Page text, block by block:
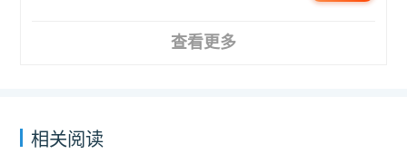
查看更多
相关阅读